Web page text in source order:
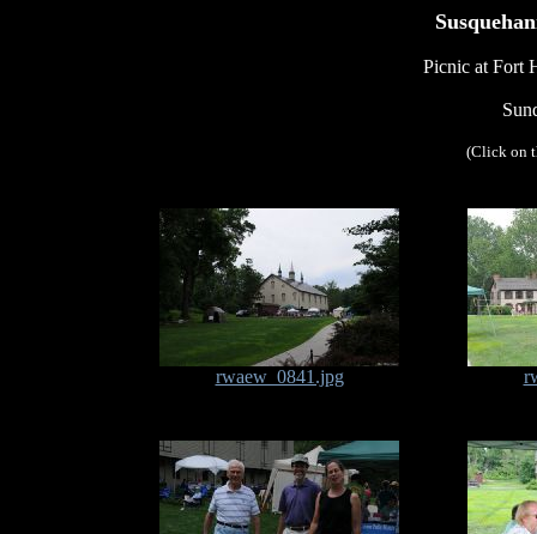
Picnic at Fort
(Click on
rwaew_0841.jpg